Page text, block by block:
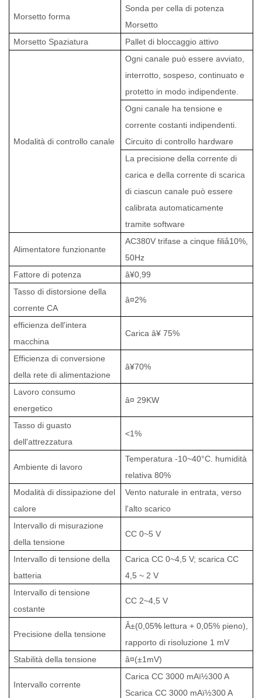
Morsettoforma
Sonda per cella di potenza
Morsetto
Morsetto Spaziatura Pallet di bloccaggio attivo
Modalità di controllo canale
Ogni canale può essere avviato,
interrotto, sospeso, continuato e
protetto in modo indipendente.
Ogni canale ha tensione e
corrente costanti indipendenti.
Circuito di controllo hardware
La precisione della corrente di
carica e della corrente di scarica
di ciascun canale può essere
calibrata automaticamente
tramite software
Alimentatore funzionante
AC380V trifase a cinque filiå10%,
50Hz
Fattore di potenza
â¥0,99
Tasso di distorsione della
corrente CA
â¤2%
efficienza dell'intera
macchina
Carica â¥ 75%
Efficienza di conversione
della rete di alimentazione
â¥70%
Lavoro consumo
energetico
â¤ 29KW
Tasso di guasto
dell'attrezzatura
<1%
Ambiente di lavoro
Temperatura-10~40°C . humidità
relativa 80%
Modalità di dissipazione del
calore
Vento naturale in entrata, verso
l'altoscarico
Intervallo di misurazione
della tensione
CC 0~5 V
Intervallo di tensione della
batteria
Carica CC 0~4,5 V; scarica CC
4,5 ~ 2 V
Intervallo di tensione
costante
CC 2~4,5 V
Precisione della tensione
Â±(0,05% lettura + 0,05% pieno),
rapporto di risoluzione 1 mV
Stabilità della tensione
â¤(±1mV)
Intervallo corrente
CaricaCC 3000 mAï½300 A
Scarica CC 3000 mAï½300 A